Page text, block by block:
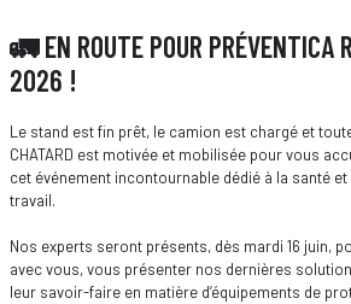
🚛 EN ROUTE POUR PRÉVENTICA
2026 !
Le stand est fin prêt, le camion est chargé et
CHATARD est motivée et mobilisée pour vous
cet événement incontournable dédié à la santé
travail.
Nos experts seront présents, dès mardi 16 juin,
avec vous, vous présenter nos dernières
leur savoir-faire en matière d’équipements de